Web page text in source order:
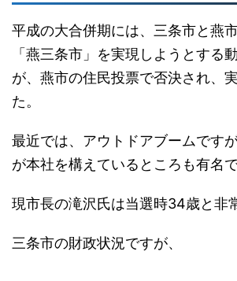
平成の大合併期には、三条市と燕
「燕三条市」を実現しようとする
が、燕市の住民投票で否決され、
た。
最近では、アウトドアブームです
が本社を構えているところも有名で
現市長の滝沢氏は当選時34歳と非
三条市の財政状況ですが、